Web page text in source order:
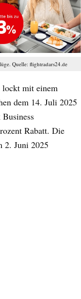
Quelle: flightradars24.de
mit einem
dem 14. Juli 2025
Rabatt. Die
2. Juni 2025